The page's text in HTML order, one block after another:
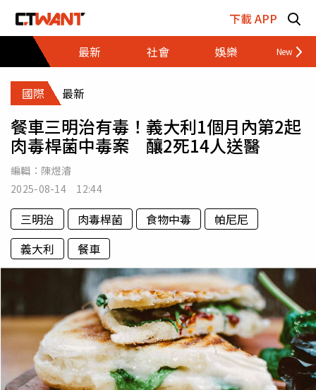
下載 APP
最新
社會 娛樂 財經
國際 最新
餐車三明治有毒！義大利1個月內第2起
肉毒桿菌中毒案 釀2死14人送醫
編輯： 陳煜濬
2025-08-14 12:44
三明治 肉毒桿菌 食物中毒
帕尼尼
義大利
餐車